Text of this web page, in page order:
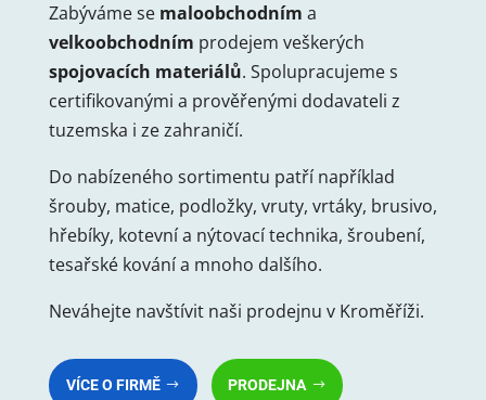
Zabýváme se maloobchodním a
velkoobchodním prodejem veškerých
spojovacích materiálů. Spolupracujeme s
certifikovanými a prověřenými dodavateli z
tuzemska i ze zahraničí.
Do nabízeného sortimentu patří například
šrouby, matice, podložky, vruty, vrtáky, brusivo,
hřebíky, kotevní a nýtovací technika, šroubení,
tesařské kování a mnoho dalšího.
Neváhejte navštívit naši prodejnu v Kroměříži.
VÍCE O FIRMĚ PRODEJNA